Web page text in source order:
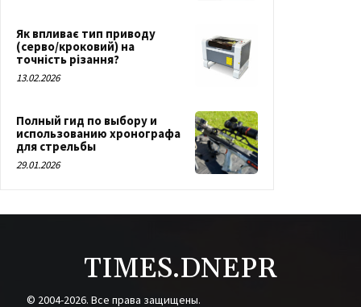
Як впливає тип приводу
(серво/кроковий) на
точність різання?
13.02.2026
Полный гид по выбору и
использованию хронографа
для стрельбы
29.01.2026
TIMES.DNEPR
© 2004-2026. Все права защищены.